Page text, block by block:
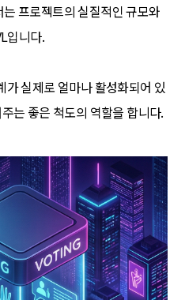
프로젝트의 실질적인 규모와
입니다.
실제로 얼마나 활성화되어 있
는 좋은 척도의 역할을 합니다.